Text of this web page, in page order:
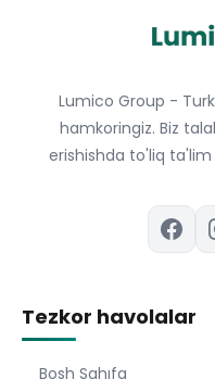
Lumico Group -
hamkoringiz. Biz
erishishda to'liq
Tezkor havolalar
Bosh Sahıfa